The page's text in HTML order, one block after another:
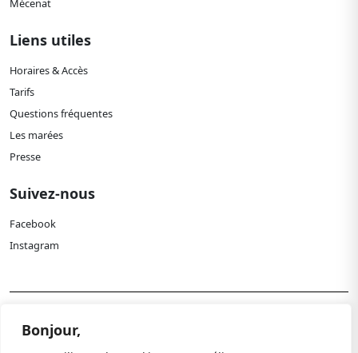
Bonjour,
Mécenat
Liens utiles
Horaires & Accès
Tarifs
Questions fréquentes
Les marées
Presse
Suivez-nous
Facebook
Instagram
Mentions légales